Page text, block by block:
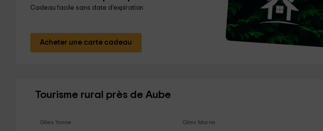
Cadeau facile sans date d'expiration
Acheter une carte cadeau
Tourisme rural près de Aube
Gîtes Yonne Gîtes Marne